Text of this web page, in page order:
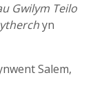
Gwilym Teilo
yn
Salem,